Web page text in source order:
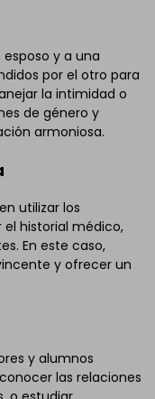
y a una
por el otro para
la intimidad o
de género y
armoniosa.
utilizar los
historial médico,
En este caso,
y ofrecer un
y alumnos
las relaciones